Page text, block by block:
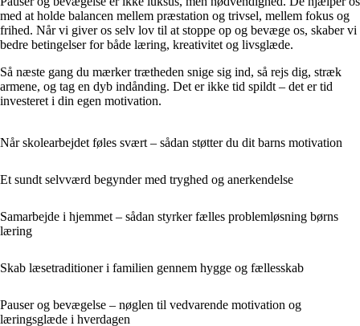
med at holde balancen mellem præstation og trivsel, mellem fokus og
frihed. Når vi giver os selv lov til at stoppe op og bevæge os, skaber vi
bedre betingelser for både læring, kreativitet og livsglæde.
Så næste gang du mærker trætheden snige sig ind, så rejs dig, stræk
armene, og tag en dyb indånding. Det er ikke tid spildt – det er tid
investeret i din egen motivation.
Når skolearbejdet føles svært – sådan støtter du dit barns motivation
Et sundt selvværd begynder med tryghed og anerkendelse
Samarbejde i hjemmet – sådan styrker fælles problemløsning børns
læring
Skab læsetraditioner i familien gennem hygge og fællesskab
Pauser og bevægelse – nøglen til vedvarende motivation og
læringsglæde i hverdagen